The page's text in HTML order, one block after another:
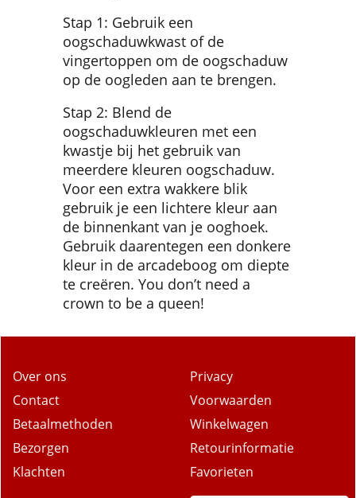
Stap 1: Gebruik een
oogschaduwkwast of de
vingertoppen om de oogschaduw
op de oogleden aan te brengen.
Stap 2: Blend de
oogschaduwkleuren met een
kwastje bij het gebruik van
meerdere kleuren oogschaduw.
Voor een extra wakkere blik
gebruik je een lichtere kleur aan
de binnenkant van je ooghoek.
Gebruik daarentegen een donkere
kleur in de arcadeboog om diepte
te creëren. You don’t need a
crown to be a queen!
Over ons
Contact
Betaalmethoden
Bezorgen
Klachten
Privacy
Voorwaarden
Winkelwagen
Retourinformatie
Favorieten